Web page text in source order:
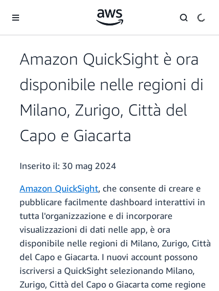
Amazon QuickSight è ora
disponibile nelle regioni di
Milano, Zurigo, Città del
Capo e Giacarta
Inserito il: 30 mag 2024
Amazon QuickSight, che consente di creare e
pubblicare facilmente dashboard interattivi in
tutta l'organizzazione e di incorporare
visualizzazioni di dati nelle app, è ora
disponibile nelle regioni di Milano, Zurigo, Città
del Capo e Giacarta. I nuovi account possono
iscriversi a QuickSight selezionando Milano,
Zurigo, Città del Capo o Giacarta come regione